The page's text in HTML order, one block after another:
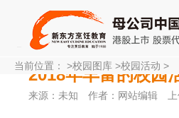
2018年丰富的校园
来源：未知 作者：网站编辑
当前位置： >校园图库 >校园活动 >